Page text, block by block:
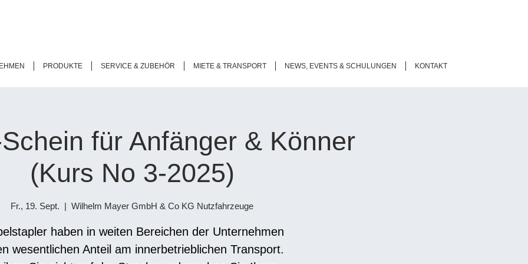
PRODUKTE SERVICE & ZUBEHÖR MIETE & TRANSPORT NEWS, EVENTS & SCHULUNGEN KONTAKT
für Anfänger & Könner
(Kurs No 3-2025)
Fr., 19. Sept.
  |
Wilhelm Mayer GmbH & Co KG Nutzfahrzeuge
haben in weiten Bereichen der Unternehmen
wesentlichen Anteil am innerbetrieblichen Transport.